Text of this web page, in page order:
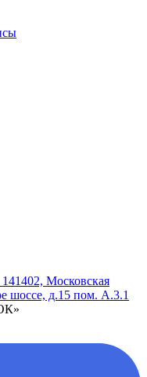
Московская
шоссе, д.15 пом. А.3.1